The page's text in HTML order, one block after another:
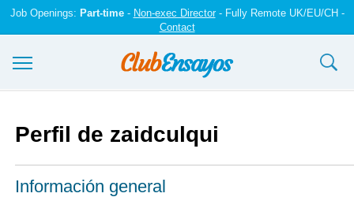
Job Openings: Part-time- Non-exec Director- Fully Remote UK/EU/CH -
Contact
Registrarse
Iniciar sesión
Perfil de zaidculqui
Información general